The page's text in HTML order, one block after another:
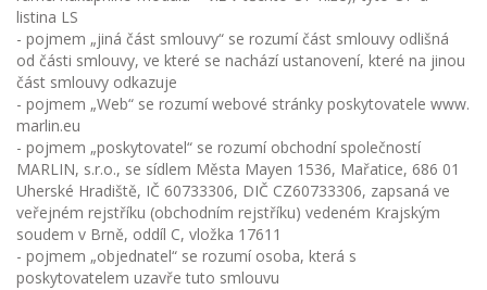
listina LS
- pojmem „jiná část smlouvy“ se rozumí část smlouvy odlišná
od části smlouvy, ve které se nachází ustanovení, které na jinou
část smlouvy odkazuje
- pojmem „Web“ se rozumí webové stránky poskytovatele www.
marlin.eu
- pojmem „poskytovatel“ se rozumí obchodní společností
MARLIN, s.r.o., se sídlem Města Mayen 1536, Mařatice, 686 01
Uherské Hradiště, IČ 60733306, DIČ CZ60733306, zapsaná ve
veřejném rejstříku (obchodním rejstříku) vedeném Krajským
soudem v Brně, oddíl C, vložka 17611
- pojmem „objednatel“ se rozumí osoba, která s
poskytovatelem uzavře tuto smlouvu